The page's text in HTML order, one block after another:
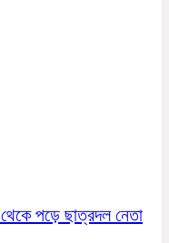
থেকে পড়ে ছাত্রদল নেতা